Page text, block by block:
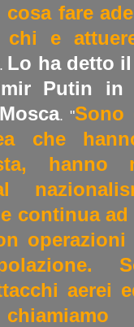
cosa fare
e
Lo ha detto
Putin in
. "Sono
che
hanno
continua ad
aerei